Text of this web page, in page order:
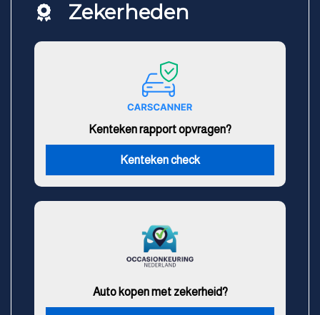
Zekerheden
Kenteken rapport opvragen?
Kenteken check
Auto kopen met zekerheid?